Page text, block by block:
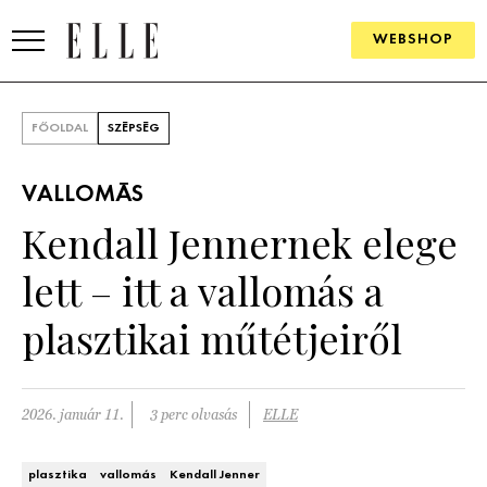
WEBSHOP
SZÉPSÉG
PSZICHÉ
ÉLETMÓD
PÁRKAPCSOLAT
FŐOLDAL SZÉPSÉG
VALLOMÁS
Kendall Jennernek elege
lett – itt a vallomás a
plasztikai műtétjeiről
2026. január 11. 3 perc olvasás ELLE
plasztika vallomás Kendall Jenner